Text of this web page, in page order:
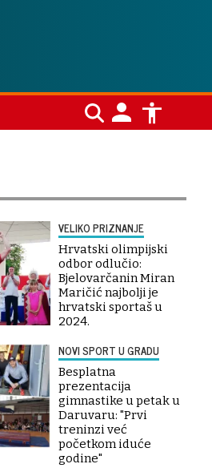
VELIKO PRIZNANJE
Hrvatski olimpijski
odbor odlučio:
Bjelovarčanin Miran
Maričić najbolji je
hrvatski sportaš u
2024.
NOVI SPORT U GRADU
Besplatna
prezentacija
gimnastike u petak u
Daruvaru: "Prvi
treninzi već
početkom iduće
godine"